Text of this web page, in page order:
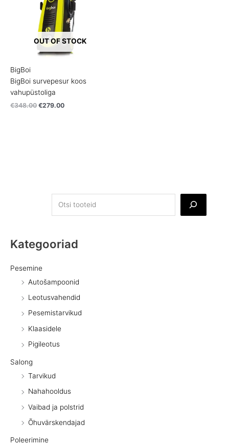
Kategooriad
Pesemine
Autošampoonid
Leotusvahendid
Pesemistarvikud
Klaasidele
Pigileotus
Salong
Tarvikud
Nahahooldus
Vaibad ja polstrid
Õhuvärskendajad
Poleerimine
OUT OF STOCK
BigBoi
BigBoi survepesur koos
vahupüstoliga
€348.00 €279.00